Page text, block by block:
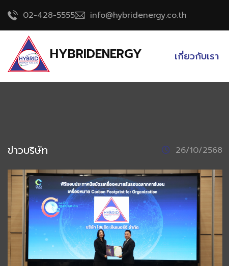
02-428-5555 info@hybridenergy.co.th
HYBRIDENERGY เกี่ยวกับเรา
ข่าวบริษัท 26/10/2568